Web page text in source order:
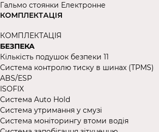
Гальмо стоянки Електронне
КОМПЛЕКТАЦІЯ
КОМПЛЕКТАЦІЯ
БЕЗПЕКА
Кількість подушок безпеки 11
Система контролю тиску в шинах (TPMS)
ABS/ESP
ISOFIX
Система Auto Hold
Система утримання у смузі
Система моніторингу втоми водія